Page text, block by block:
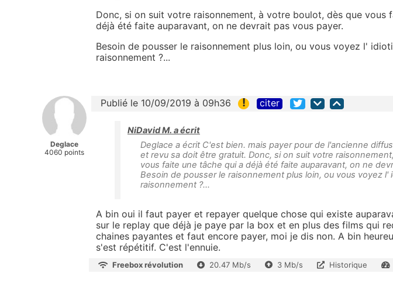
Donc, si on suit votre raisonnement, à votre boulot, dès que vous
déjà été faite auparavant, on ne devrait pas vous payer.
Besoin de pousser le raisonnement plus loin, ou vous voyez l'
raisonnement ?...
Deglace
4060 points
Publié le 10/09/2019 à 09h36 ! citer
NiDavid M. a écrit
Deglace a écrit C'est bien. mais payer pour de l'ancienne
et revu sa doit être gratuit. Donc, si on suit votre
vous faite une tâche qui a déjà été faite auparavant, on ne
Besoin de pousser le raisonnement plus loin, ou vous voyez l'
raisonnement ?...
A bin oui il faut payer et repayer quelque chose qui existe
sur le replay que déjà je paye par la box et en plus des films qui
chaines payantes et faut encore payer, moi je dis non. A bin
s'est répétitif. C'est l'ennuie.
Freebox révolution 20.47 Mb/s 3 Mb/s Historique